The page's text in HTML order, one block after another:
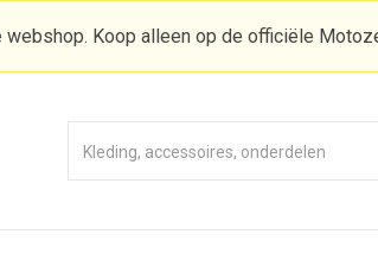
Koop alleen op de officiële